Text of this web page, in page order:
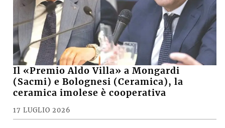
Il «Premio Aldo Villa» a Mongardi
(Sacmi) e Bolognesi (Ceramica), la
ceramica imolese è cooperativa
17 LUGLIO 2026